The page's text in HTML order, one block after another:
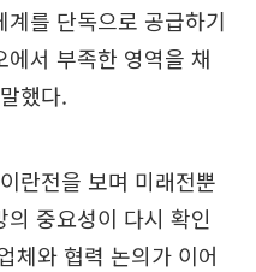
를 단독으로 공급하기
서 부족한 영역을 채
했다.
란전을 보며 미래전뿐
중요성이 다시 확인
체와 협력 논의가 이어